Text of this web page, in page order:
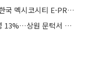
한국타이어 후원 포뮬러 E, ‘2025 한국 멕시코시티 E-PRIX’ 개최
美 클래리티 법안 연내 통과 가능성 13%…상원 문턱서 제동